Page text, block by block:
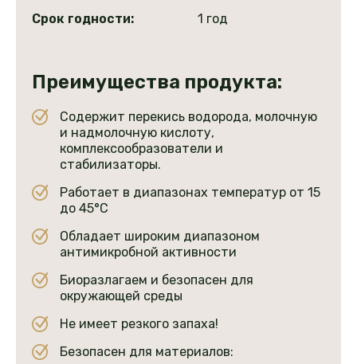
Срок годности: 1 год
Преимущества продукта:
Содержит перекись водорода, молочную
и надмолочную кислоту,
комплексообразователи и
стабилизаторы.
Работает в диапазонах температур от 15
до 45°С
Обладает широким диапазоном
антимикробной активности
Биоразлагаем и безопасен для
окружающей среды
Не имеет резкого запаха!
Безопасен для материалов: